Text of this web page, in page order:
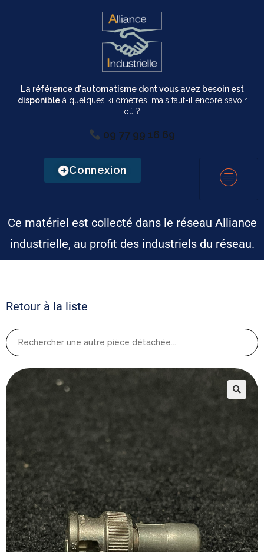
La référence d'automatisme dont vous avez besoin est
disponibleà quelques kilomètres, mais faut-il encore savoir
où ?
09 77 99 16 69
Connexion
Ce matériel est collecté dans le réseau Alliance
industrielle, au profit des industriels du réseau.
Retour à la liste